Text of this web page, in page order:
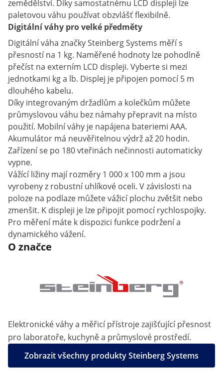
zemědělství. Díky samostatnému LCD displeji lze
paletovou váhu používat obzvlášť flexibilně.
Digitální váhy pro velké předměty
Digitální váha značky Steinberg Systems měří s
přesností na 1 kg. Naměřené hodnoty lze pohodlně
přečíst na externím LCD displeji. Vyberte si mezi
jednotkami kg a lb. Displej je připojen pomocí 5 m
dlouhého kabelu.
Díky integrovaným držadlům a kolečkům můžete
průmyslovou váhu bez námahy přepravit na místo
použití. Mobilní váhy je napájena bateriemi AAA.
Akumulátor má neuvěřitelnou výdrž až 20 hodin.
Zařízení se po 180 vteřinách nečinnosti automaticky
vypne.
Vážící ližiny mají rozměry 1 000 x 100 mm a jsou
vyrobeny z robustní uhlíkové oceli. V závislosti na
poloze na podlaze můžete vážicí plochu zvětšit nebo
zmenšit. K displeji je lze připojit pomocí rychlospojky.
Pro měření máte k dispozici funkce podržení a
dynamického vážení.
O značce
Elektronické váhy a měřicí přístroje zajišťující přesnost
pro laboratoře, kuchyně a průmyslové prostředí.
Zobrazit všechny produkty Steinberg Systems